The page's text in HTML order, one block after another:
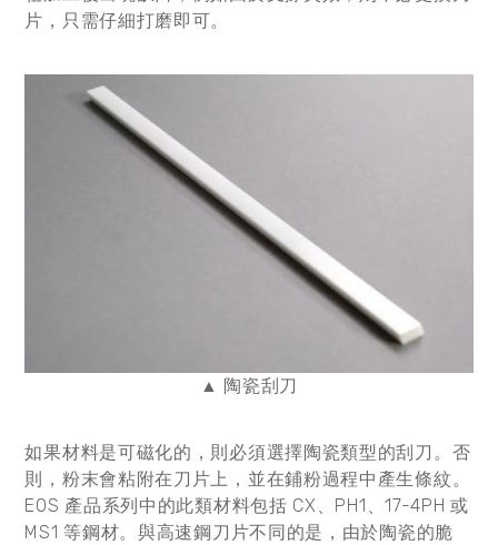
片，只需仔細打磨即可。
▲ 陶瓷刮刀
如果材料是可磁化的，則必須選擇陶瓷類型的刮刀。否
則，粉末會粘附在刀片上，並在鋪粉過程中產生條紋。
EOS 產品系列中的此類材料包括 CX、PH1、17-4PH 或
MS1 等鋼材。與高速鋼刀片不同的是，由於陶瓷的脆